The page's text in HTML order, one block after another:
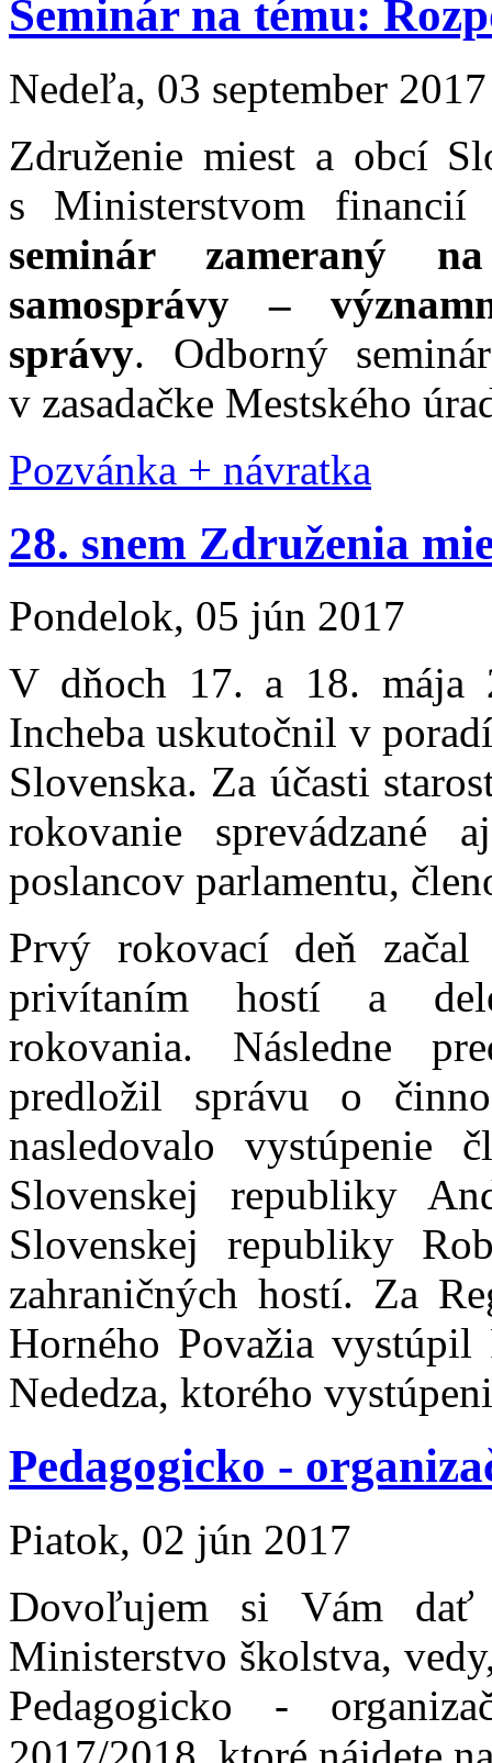
Seminár na tému:
Nedeľa, 03 september 2017
Združenie miest a obcí
s Ministerstvom
seminár zameraný
samosprávy –
správy. Odborný
v zasadačke Mestského
Pozvánka + návratka
28. snem Združenia
Pondelok, 05 jún 2017
V dňoch 17. a 18. mája
Incheba uskutočnil v
Slovenska. Za účasti
rokovanie sprevádzané
poslancov parlamentu,
Prvý rokovací deň začal
privítaním hostí a
rokovania. Následne
predložil správu o
nasledovalo vystúpenie
Slovenskej republiky
Slovenskej republiky
zahraničných hostí. Za
Horného Považia vystúpil
Nededza, ktorého
Pedagogicko -
Piatok, 02 jún 2017
Dovoľujem si Vám dať
Ministerstvo školstva,
Pedagogicko -